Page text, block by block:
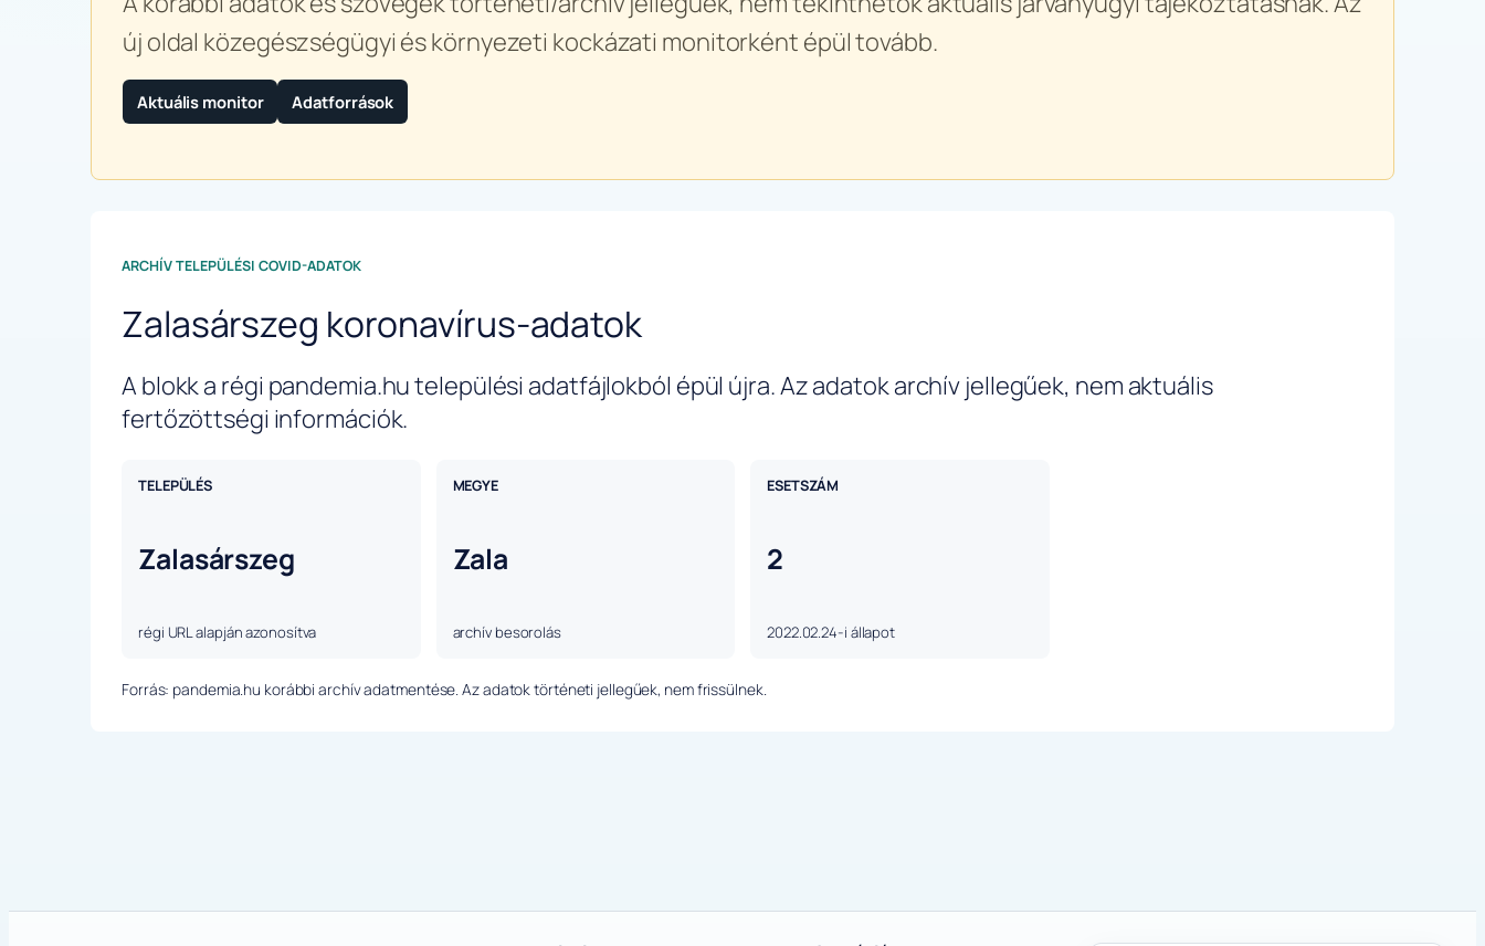
új oldal közegészségügyi és környezeti kockázati monitorként épül tovább.
Aktuális monitor Adatforrások
ARCHÍV TELEPÜLÉSI COVID-ADATOK
Zalasárszeg koronavírus-adatok
A blokk a régi pandemia.hu települési adatfájlokból épül újra. Az adatok archív jellegűek, nem aktuális
fertőzöttségi információk.
TELEPÜLÉS
Zalasárszeg
régi URL alapján azonosítva
MEGYE
Zala
archív besorolás
ESETSZÁM
2
2022.02.24-i állapot
Forrás: pandemia.hu korábbi archív adatmentése. Az adatok történeti jellegűek, nem frissülnek.